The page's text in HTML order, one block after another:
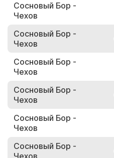
Сосновый Бор -
Чехов
Сосновый Бор -
Чехов
Сосновый Бор -
Чехов
Сосновый Бор -
Чехов
Сосновый Бор -
Чехов
Сосновый Бор -
Чехов